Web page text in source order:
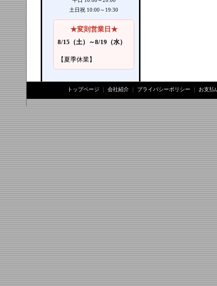
土日祝 10:00～19:30
★変則営業日★
8/15（土）～8/19（水）
【夏季休業】
トップページ 会社紹介 プライバシーポリシー お支払